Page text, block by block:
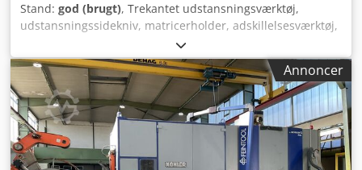
Stand: god (brugt), Trekantet udstansningsværktøj,
udstansningssidekniv, matricerholder, adskillelsesværktøj,
stanseværktøj, stans, stansmatrice,
hjørneudstansningsstempel, stansstempel, firkantet
udstansningsstempel, udstansningsstempel,
udstansningsværktøj -Stanseværktøj: til
profilstålskæreklipper, fladstålskæreklipper, 2 stk. -Afstand
mellem huller: 135 x Ø17 mm -Mål: se billeder -
Levering/pris: komplet -Dimensioner pr. stk.: 175/107/H125
mm -Vægt: 6,1 kg/stk. Credpfxezr Hlno Abtof
Annoncer